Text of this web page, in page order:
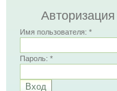
Авторизация
Имя пользователя: *
Пароль: *